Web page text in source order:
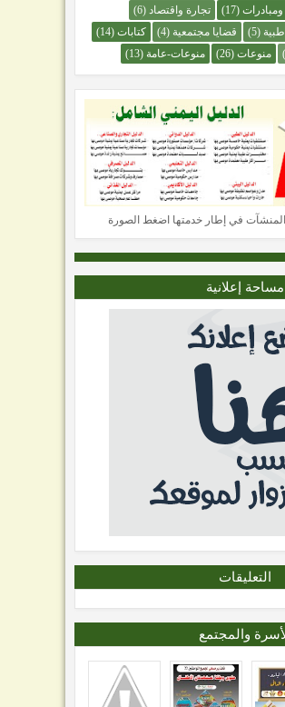
(17) تجارة واقتصاد (6)
(5) قضايا مجتمعية (4) كتابات (14)
منوعات (26) منوعات-عامة (13)
المنشآت في إطار خدمتها اضغط الصورة
مساحة إعلانية
التعليقات
والمجتمع